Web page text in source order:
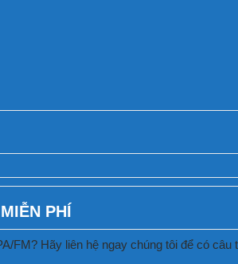
PHÍ
FM? Hãy liên hệ ngay chúng tôi để có câu